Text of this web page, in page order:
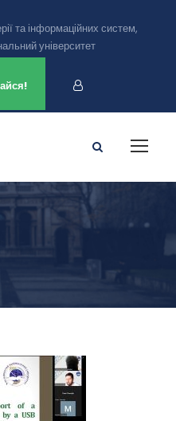
та інформаційних систем,
університет